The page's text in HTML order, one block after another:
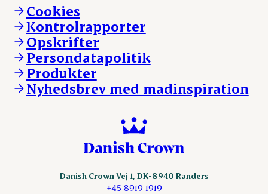
Vores resultater
Vores lokationer
Kontakt
Andelsejere - kreatur
Danishcrownprofessional.com
DAT-Schaub.com
ESS-FOOD.com
Fonden Dansk Gastronomi
KLS.se
nordicspoor.com
Scanhide.dk
Cookies
Kontrolrapporter
Opskrifter
Persondatapolitik
Produkter
Nyhedsbrev med madinspiration
Danish Crown Vej 1, DK-8940 Randers
+45 8919 1919